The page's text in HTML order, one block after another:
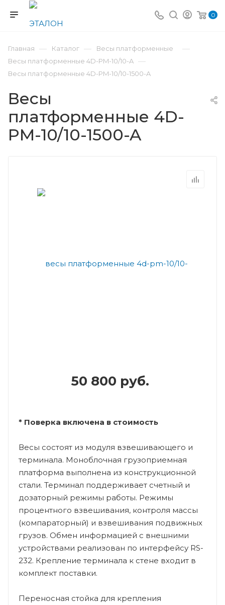
0
Главная — Каталог — Весы платформенные —
Весы платформенные 4D-PM-10/10-A —
Весы платформенные 4D-PM-10/10-1500-A
Весы
платформенные 4D-
PM-10/10-1500-A
50 800 руб.
* Поверка включена в стоимость
Весы состоят из модуля взвешивающего и
терминала. Моноблочная грузоприемная
платформа выполнена из конструкционной
стали. Терминал поддерживает счетный и
дозаторный режимы работы. Режимы
процентного взвешивания, контроля массы
(компараторный) и взвешивания подвижных
грузов. Обмен информацией с внешними
устройствами реализован по интерфейсу RS-
232. Крепление терминала к стене входит в
комплект поставки.
Переносная стойка для крепления